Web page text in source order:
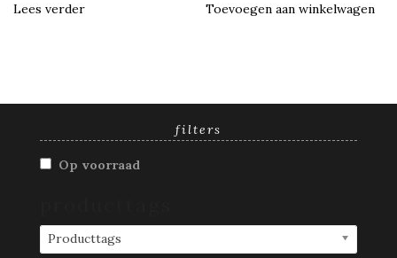
Lees verder Toevoegen aan winkelwagen
filters
Op voorraad
Producttags